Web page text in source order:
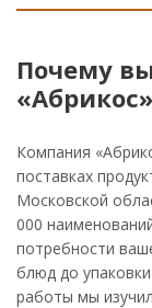
Почему
«Абрикос»
Компания
поставках
Московской
000
потребности
блюд до
работы мы